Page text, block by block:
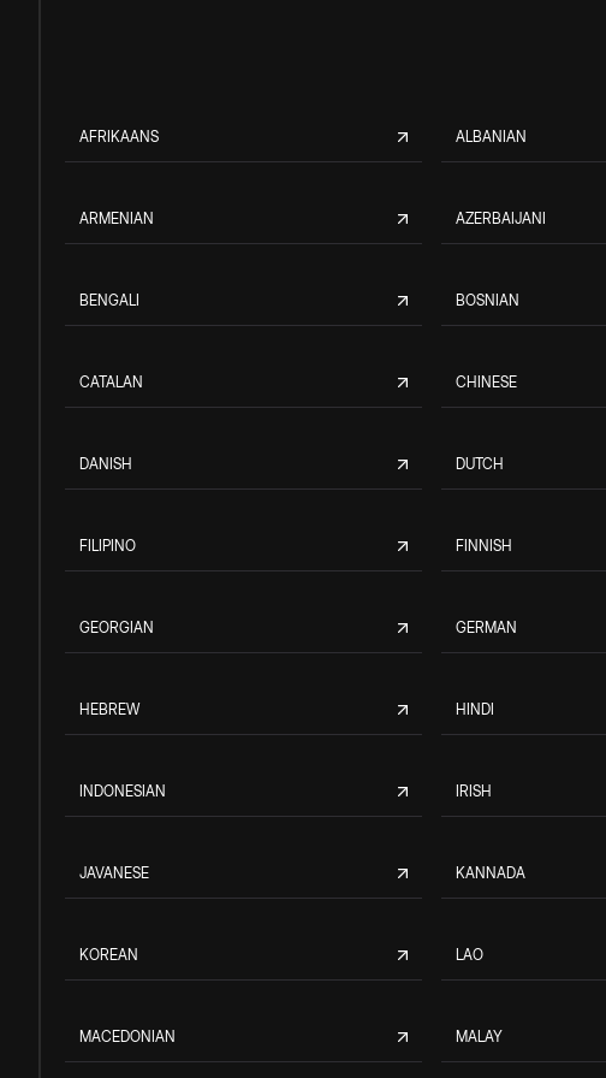
AFRIKAANS ALBANIAN
ARMENIAN AZERBAIJANI
BENGALI BOSNIAN
CATALAN CHINESE
DANISH DUTCH
FILIPINO FINNISH
GEORGIAN GERMAN
HEBREW HINDI
INDONESIAN IRISH
JAVANESE KANNADA
KOREAN LAO
MACEDONIAN MALAY